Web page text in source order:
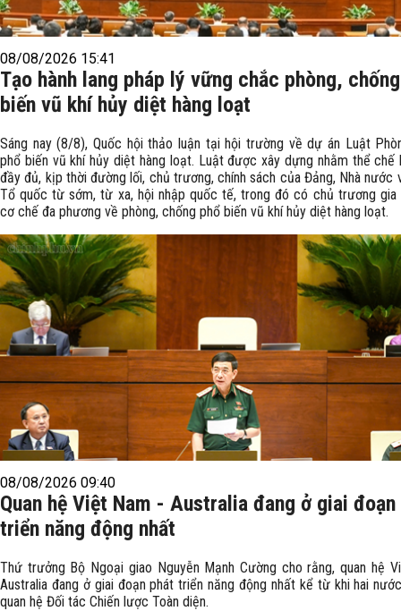
08/08/2026 15:41
Tạo hành lang pháp lý vững chắc phòng,
biến vũ khí hủy diệt hàng loạt
Sáng nay (8/8), Quốc hội thảo luận tại hội trường về dự án Luật
phổ biến vũ khí hủy diệt hàng loạt. Luật được xây dựng nhằm thể chế
đầy đủ, kịp thời đường lối, chủ trương, chính sách của Đảng, Nhà nước
Tổ quốc từ sớm, từ xa, hội nhập quốc tế, trong đó có chủ trương gia
cơ chế đa phương về phòng, chống phổ biến vũ khí hủy diệt hàng loạt.
08/08/2026 09:40
Quan hệ Việt Nam - Australia đang ở giai
triển năng động nhất
Thứ trưởng Bộ Ngoại giao Nguyễn Mạnh Cường cho rằng, quan hệ
Australia đang ở giai đoạn phát triển năng động nhất kể từ khi hai
quan hệ Đối tác Chiến lược Toàn diện.